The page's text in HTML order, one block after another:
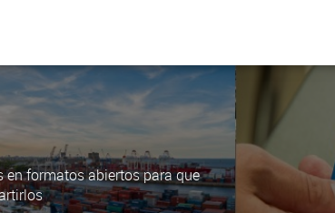
formatos abiertos para que